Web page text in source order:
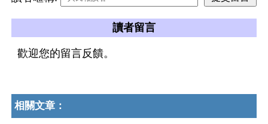
讀者留言
歡迎您的留言反饋。
相關文章：